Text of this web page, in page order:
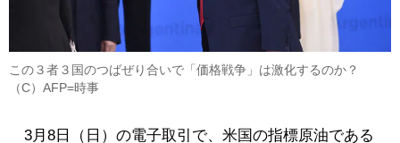
この３者３国のつばぜり合いで「価格戦争」は激化するのか？
（C）AFP=時事
3月8日（日）の電子取引で、米国の指標原油である